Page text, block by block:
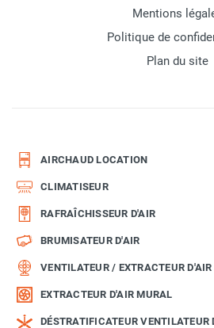
Mentions
Politique de
Plan du site
AIRCHAUD LOCATION
CLIMATISEUR
RAFRAÎCHISSEUR D'AIR
BRUMISATEUR D'AIR
VENTILATEUR / EXTRACTEUR
EXTRACTEUR D'AIR MURAL
DÉSTRATIFICATEUR VENTILATEUR